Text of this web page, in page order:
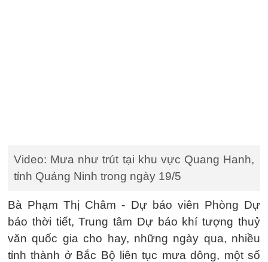
Video: Mưa như trút tại khu vực Quang Hanh,
tỉnh Quảng Ninh trong ngày 19/5
Bà Phạm Thị Châm - Dự báo viên Phòng Dự
báo thời tiết, Trung tâm Dự báo khí tượng thuỷ
văn quốc gia cho hay, những ngày qua, nhiều
tỉnh thành ở Bắc Bộ liên tục mưa dông, một số